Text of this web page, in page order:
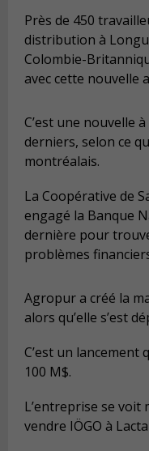
Près de 450
distribution à
Colombie-
avec cette nouvelle
C’est une nouvelle
derniers, selon ce
montréalais.
La Coopérative de
engagé la Banque
dernière pour
problèmes
Agropur a créé la
alors qu’elle s’est
C’est un lancement
100 M$.
L’entreprise se
vendre IÖGO à